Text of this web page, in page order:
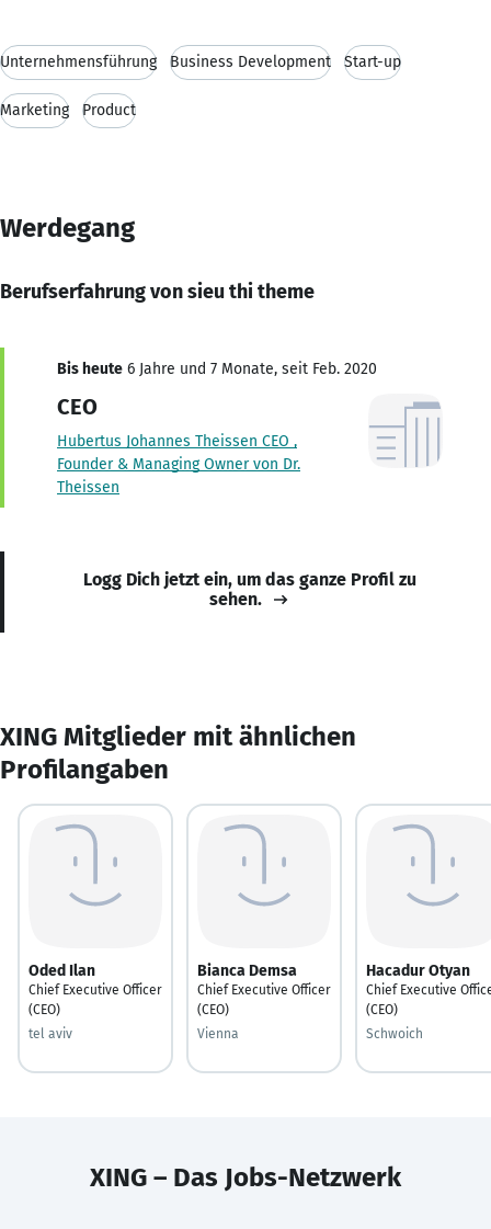
Unternehmensführung Business Development Start-up
Marketing Product
Werdegang
Berufserfahrung von sieu thi theme
Bis heute 6 Jahre und 7 Monate, seit Feb. 2020
CEO
Hubertus Johannes Theissen CEO ,
Founder & Managing Owner von Dr.
Theissen
Logg Dich jetzt ein, um das ganze Profil zu
sehen.
XING Mitglieder mit ähnlichen
Profilangaben
Oded Ilan
Chief Executive Officer
(CEO)
tel aviv
Bianca Demsa
Chief Executive Officer
(CEO)
Vienna
Hacadur Otyan
Chief Executive
(CEO)
Schwoich
XING – Das Jobs-Netzwerk